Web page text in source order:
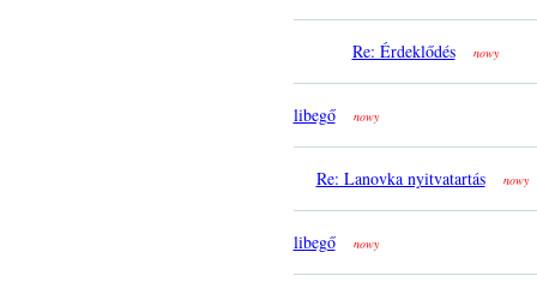
Re: Érdeklődés nowy
libegő nowy
Re: Lanovka nyitvatartás nowy
libegő nowy